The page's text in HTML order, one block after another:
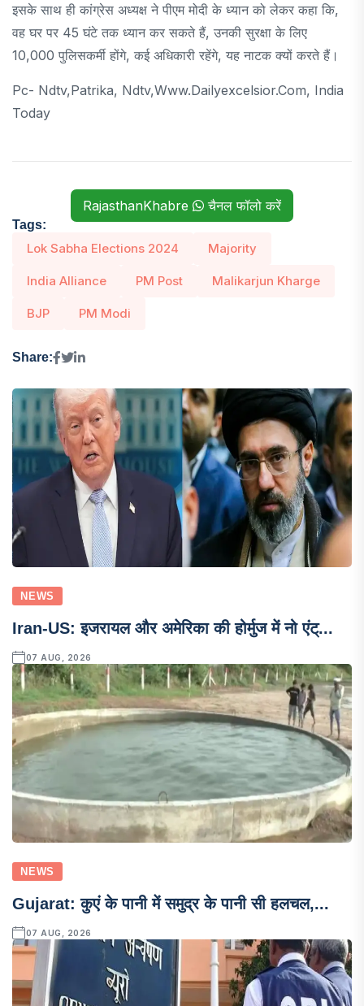
इसके साथ ही कांग्रेस अध्यक्ष ने पीएम मोदी के ध्यान को लेकर कहा कि,
वह घर पर 45 घंटे तक ध्यान कर सकते हैं, उनकी सुरक्षा के लिए
10,000 पुलिसकर्मी होंगे, कई अधिकारी रहेंगे, यह नाटक क्यों करते हैं।
Pc- Ndtv,patrika, Ndtv,www.dailyexcelsior.com, India
Today
RajasthanKhabre चैनल फॉलो करें
Tags:
Lok Sabha Elections 2024 Majority
India Alliance PM Post Malikarjun Kharge
BJP PM Modi
Share:
NEWS
Iran-US: इजरायल और अमेरिका की होर्मुज में नो एंट्...
07 AUG, 2026
NEWS
Gujarat: कुएं के पानी में समुद्र के पानी सी हलचल,...
07 AUG, 2026